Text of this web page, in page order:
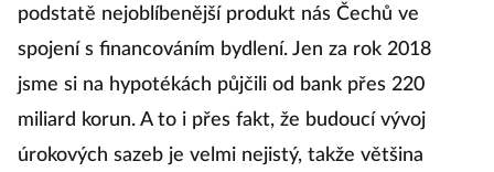
podstatě nejoblíbenější produkt nás Čechů ve
spojení s financováním bydlení. Jen za rok 2018
jsme si na hypotékách půjčili od bank přes 220
miliard korun. A to i přes fakt, že budoucí vývoj
úrokových sazeb je velmi nejistý, takže většina